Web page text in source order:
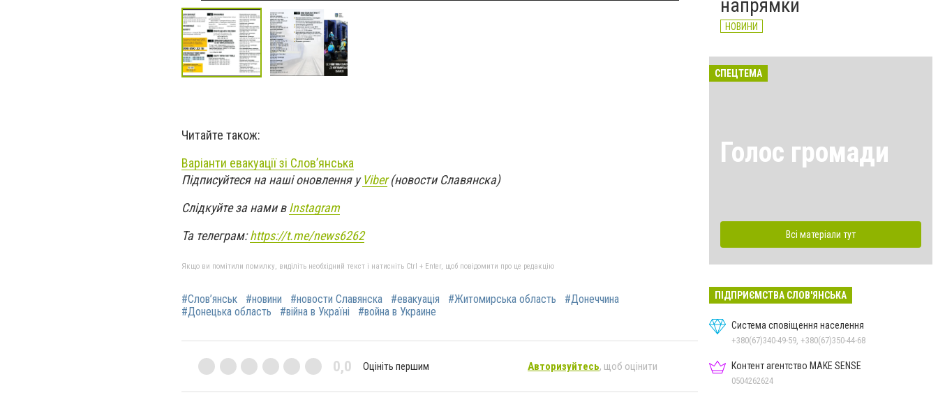
Читайте також:
Варіанти евакуації зі Слов’янська
Підписуйтеся на наші оновлення уViber(новости Славянска)
Слідкуйте за нами вInstagram
Та телеграм:https://t.me/news6262
Якщо ви помітили помилку, виділіть необхідний текст і натисніть Ctrl + Enter, щоб повідомити про це редакцію
#Слов’янськ #новини #новости Славянска #евакуація #Житомирська область
#Донеччина
#Донецька область
#війна в Україні #война в Украине
0,0 Оцініть першим Авторизуйтесь, щоб оцінити
напрямки
НОВИНИ
СПЕЦТЕМА
Голос громади
Всі матеріали тут
ПІДПРИЄМСТВА СЛОВ'ЯНСЬКА
Система сповіщення населення
+380(67)340-49-59, +380(67)350-44-68
Контент агентство MAKE SENSE
0504262624